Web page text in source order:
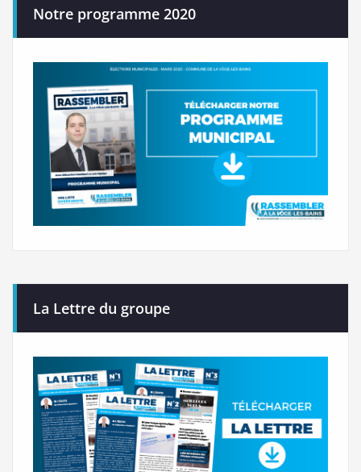
Notre programme 2020
La Lettre du groupe